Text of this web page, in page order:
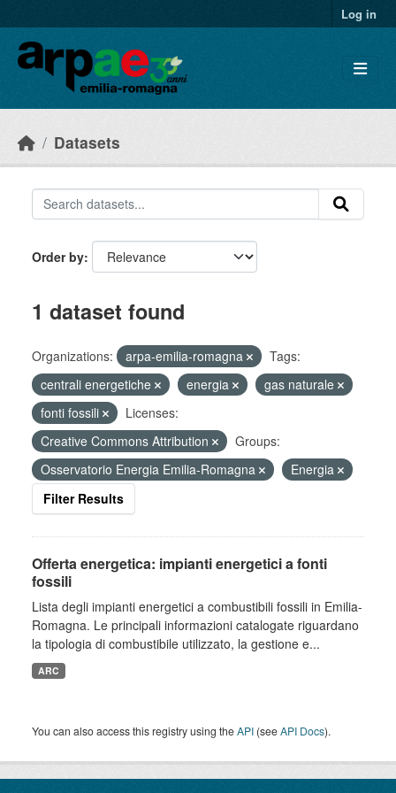
Log in
Datasets
Order by
1 dataset found
Organizations: arpa-emilia-romagna
Tags:
centrali energetiche
energia
gas naturale
fonti fossili
Licenses:
Creative Commons Attribution
Groups:
Osservatorio Energia Emilia-Romagna
Energia
Filter Results
Offerta energetica: impianti energetici a fonti
fossili
Lista degli impianti energetici a combustibili fossili in Emilia-
Romagna. Le principali informazioni catalogate riguardano
la tipologia di combustibile utilizzato, la gestione e...
ARC
You can also access this registry using theAPI (seeAPI Docs).